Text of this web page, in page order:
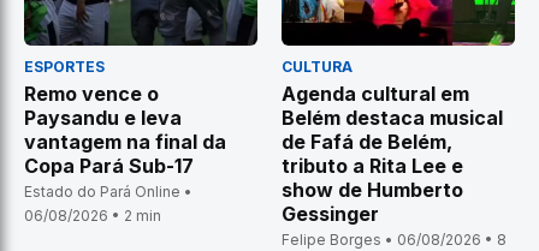
ESPORTES
Remo vence o
Paysandu e leva
vantagem na final da
Copa Pará Sub-17
Estado do Pará Online •
06/08/2026 • 2 min
CULTURA
Agenda cultural em
Belém destaca musical
de Fafá de Belém,
tributo a Rita Lee e
show de Humberto
Gessinger
Felipe Borges • 06/08/2026 • 8